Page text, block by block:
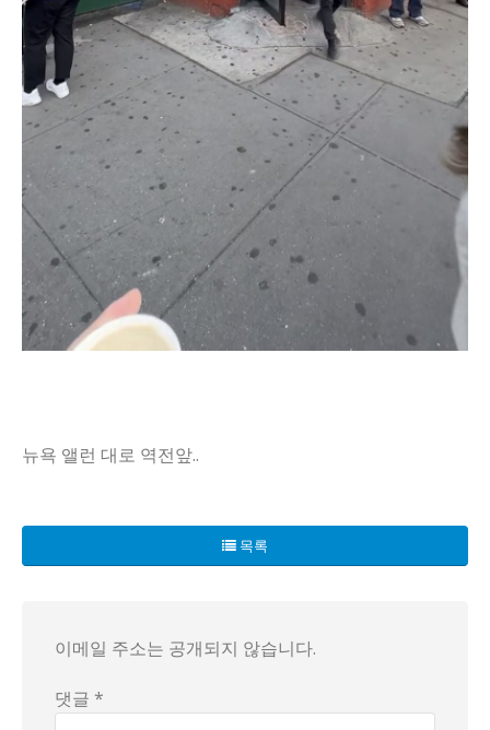
뉴욕 앨런 대로 역전앞..
미국인 손님의 경우, 아직 손기술이 서툰 탓에 밥과 국이 먼
매운 오징어 볶음, 달콤한 불고기, 그리고 맛있는 제육볶음
목록
이메일 주소는 공개되지 않습니다.
댓글 *